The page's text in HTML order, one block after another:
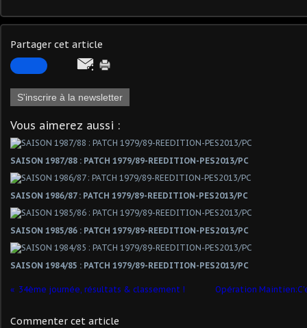
Partager cet article
S'inscrire à la newsletter
Vous aimerez aussi :
SAISON 1987/88 : PATCH 1979/89-REEDITION-PES2013/PC
SAISON 1986/87 : PATCH 1979/89-REEDITION-PES2013/PC
SAISON 1985/86 : PATCH 1979/89-REEDITION-PES2013/PC
SAISON 1984/85 : PATCH 1979/89-REEDITION-PES2013/PC
34ème journée, résultats & classement ! Opération
Commenter cet article